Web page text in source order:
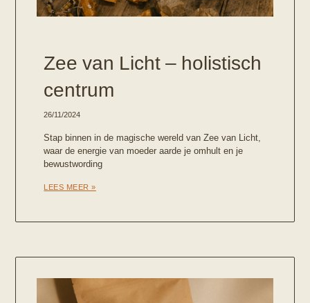
Zee van Licht – holistisch
centrum
26/11/2024
Stap binnen in de magische wereld van Zee van Licht,
waar de energie van moeder aarde je omhult en je
bewustwording
LEES MEER »